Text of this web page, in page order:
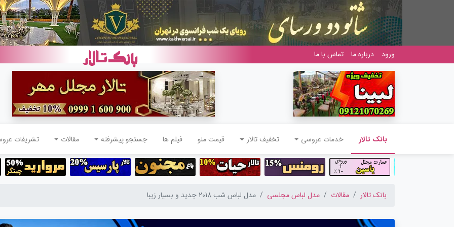
ورود درباره ما تماس با ما
بانک تالار خدمات عروسی تخفیف تالار قیمت منو فیلم ها جستجو پیشرفته مقالات تشریفات
بانک تالار مقالات مدل لباس مجلسی مدل لباس شب 2018 جدید و بسیار زیبا